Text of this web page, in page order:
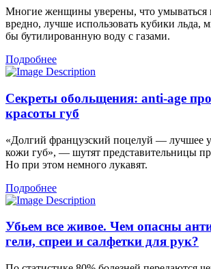
Многие женщины уверены, что умываться
вредно, лучше использовать кубики льда,
бы бутилированную воду с газами.
Подробнее
Секреты обольщения: anti-age
красоты губ
«Долгий французский поцелуй — лучшее
кожи губ», — шутят представительницы
Но при этом немного лукавят.
Подробнее
Убьем все живое. Чем опасны
гели, спреи и салфетки для рук?